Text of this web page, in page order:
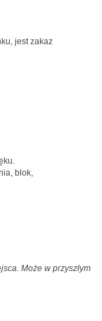
jest zakaz
blok,
Może w przyszłym